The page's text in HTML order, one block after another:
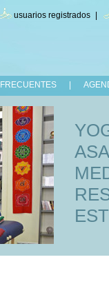
usuarios registrados